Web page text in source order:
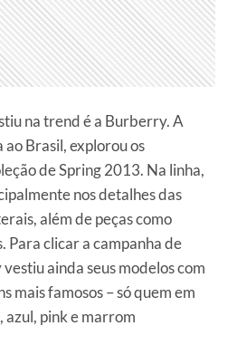
na trend é a Burberry. A
Brasil, explorou os
de Spring 2013. Na linha,
nos detalhes das
além de peças como
Para clicar a campanha de
ainda seus modelos com
mais famosos – só quem em
azul, pink e marrom